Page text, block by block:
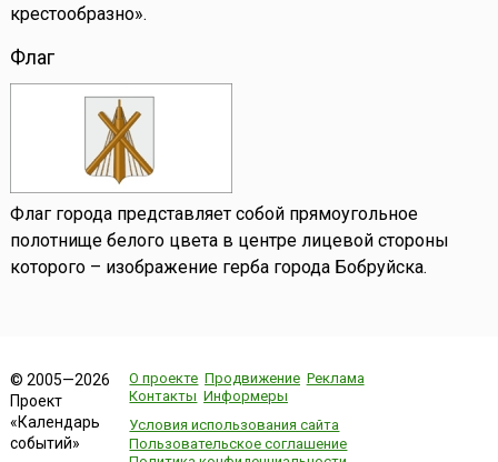
крестообразно».
Флаг
Флаг города представляет собой прямоугольное
полотнище белого цвета в центре лицевой стороны
которого – изображение герба города Бобруйска.
© 2005—2026
Проект
«Календарь
событий»
О проекте Продвижение Реклама
Контакты Информеры
Условия использования сайта
Пользовательское соглашение